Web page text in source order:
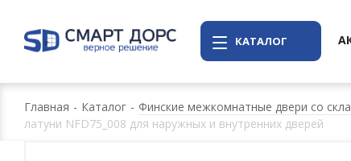
КАТАЛОГ
Главная - Каталог - Финские межкомнатные двери со
латуни NFD75_008 для наружных и внутренних дверей